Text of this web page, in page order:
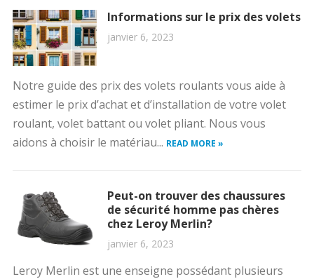
Informations sur le prix des volets
janvier 6, 2023
Notre guide des prix des volets roulants vous aide à
estimer le prix d’achat et d’installation de votre volet
roulant, volet battant ou volet pliant. Nous vous
aidons à choisir le matériau... READ MORE »
Peut-on trouver des chaussures
de sécurité homme pas chères
chez Leroy Merlin?
janvier 6, 2023
Leroy Merlin est une enseigne possédant plusieurs